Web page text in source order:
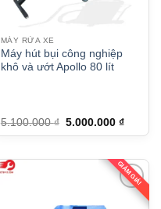
MÁY RỬA XE
Máy hút bụi công nghiệp
khô và ướt Apollo 80 lít
5.100.000₫ Giá
5.000.000 ₫Giá
GIẢM GIÁ!